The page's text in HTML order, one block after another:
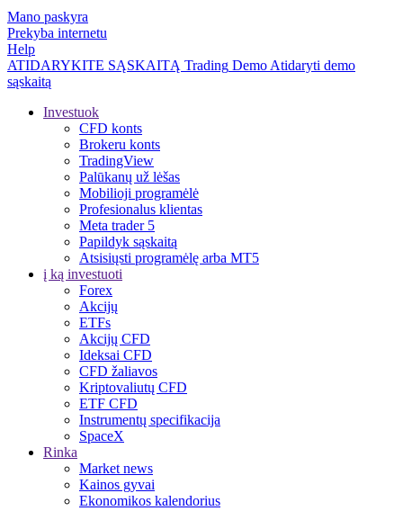
Mano paskyra
Prekyba internetu
Help
ATIDARYKITE SĄSKAITĄ Trading Demo Atidaryti demo
sąskaitą
Investuok
CFD konts
Brokeru konts
TradingView
Palūkanų už lėšas
Mobilioji programėlė
Profesionalus klientas
Meta trader 5
Papildyk sąskaitą
Atsisiųsti programėlę arba MT5
į ką investuoti
Forex
Akcijų
ETFs
Akcijų CFD
Ideksai CFD
CFD žaliavos
Kriptovaliutų CFD
ETF CFD
Instrumentų specifikacija
SpaceX
Rinka
Market news
Kainos gyvai
Ekonomikos kalendorius